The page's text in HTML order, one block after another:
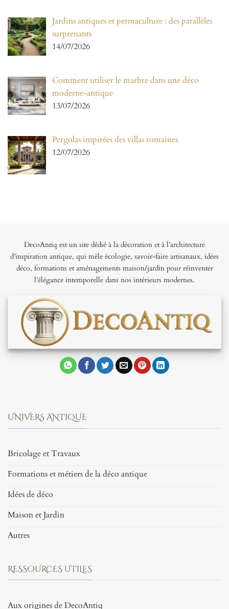
Jardins antiques et permaculture : des parallèles
surprenants
14/07/2026
Comment utiliser le marbre dans une déco
moderne-antique
13/07/2026
Pergolas inspirées des villas romaines
12/07/2026
DecoAntiq est un site dédié à la décoration et à l’architecture
d’inspiration antique, qui mêle écologie, savoir-faire artisanaux, idées
déco, formations et aménagements maison/jardin pour réinventer
l’élégance intemporelle dans nos intérieurs modernes.
UNIVERS ANTIQUE
Bricolage et Travaux
Formations et métiers de la déco antique
Idées de déco
Maison et Jardin
Autres
RESSOURCES UTILES
Aux origines de DecoAntiq